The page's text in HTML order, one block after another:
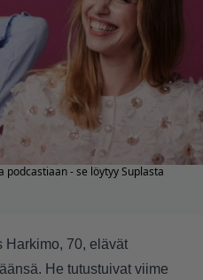
podcastiaan - se löytyy Suplasta
Harkimo, 70, elävät
He tutustuivat viime